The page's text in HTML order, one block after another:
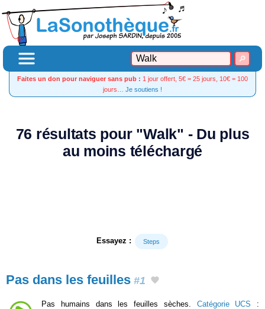
Faites un don pour naviguer sans pub : 1 jour offert, 5€ = 25 jours, 10€ = 100
jours… Je soutiens !
76 résultats pour "Walk" - Du plus
au moins téléchargé
Essayez : Steps
Pas dans les feuilles #1
Pas humains dans les feuilles sèches. Catégorie UCS :